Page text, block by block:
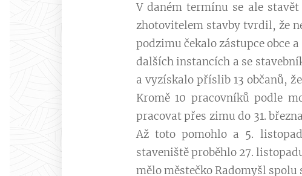
V daném termínu se ale
zhotovitelem stavby tvrdil, že
podzimu čekalo zástupce obce
dalších instancích a se
a vyzískalo příslib 13 občanů,
Kromě 10 pracovníků podle
pracovat přes zimu do 31.
Až toto pomohlo a 5.
staveniště proběhlo 27.
mělo městečko Radomyšl